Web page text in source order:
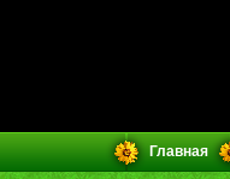
Главная